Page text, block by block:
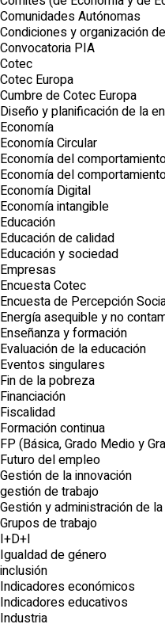
Comunidades Autónomas
Condiciones y organización
Convocatoria PIA
Cotec
Cotec Europa
Cumbre de Cotec Europa
Diseño y planificación de la
Economía
Economía Circular
Economía del
Economía del
Economía Digital
Economía intangible
Educación
Educación de calidad
Educación y sociedad
Empresas
Encuesta Cotec
Encuesta de Percepción
Energía asequible y no
Enseñanza y formación
Evaluación de la educación
Eventos singulares
Fin de la pobreza
Financiación
Fiscalidad
Formación continua
FP (Básica, Grado Medio y
Futuro del empleo
Gestión de la innovación
gestión de trabajo
Gestión y administración de
Grupos de trabajo
I+D+I
Igualdad de género
inclusión
Indicadores económicos
Indicadores educativos
Industria